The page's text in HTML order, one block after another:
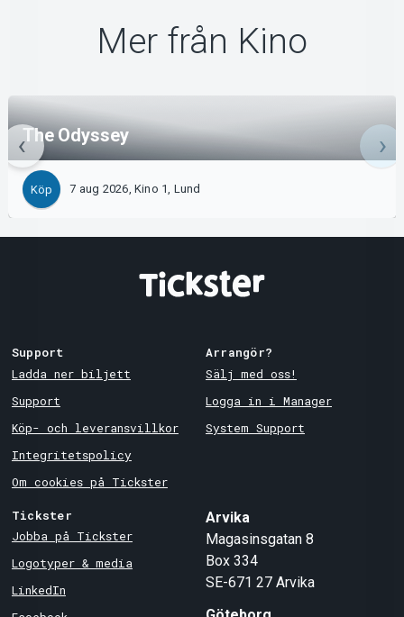
Mer från Kino
The Odyssey
Köp 7 aug 2026, Kino 1, Lund
Support
Ladda ner biljett
Support
Köp- och leveransvillkor
Integritetspolicy
Om cookies på Tickster
Arrangör?
Sälj med oss!
Logga in i Manager
System Support
Tickster
Jobba på Tickster
Logotyper & media
LinkedIn
Arvika
Magasinsgatan 8
Box 334
SE-671 27 Arvika